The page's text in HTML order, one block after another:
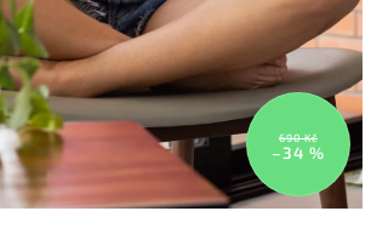
690 Kč
–34 %